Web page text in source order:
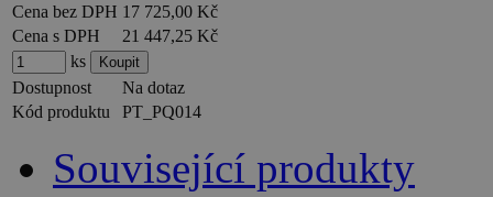
Cena bez DPH 17 725,00 Kč
Cena s DPH
21 447,25 Kč
ks
Dostupnost
Na dotaz
Kód produktu
PT_PQ014
Související produkty